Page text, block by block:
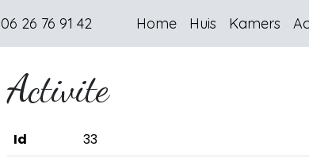
06 26 76 91 42 Home Huis Kamers
Activite
Id
33